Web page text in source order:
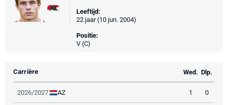
Leeftijd:
22 jaar (10 jun. 2004)
Positie:
V (C)
Carrière Wed. Dlp.
2026/2027 AZ 1 0